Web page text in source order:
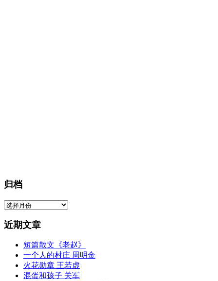
归档
归
近期文章
短篇散文《老赵》
一个人的村庄 周明金
火花勋章 王若虚
混蛋和孩子 关军